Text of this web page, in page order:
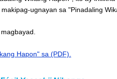
ugnayan sa "Pinadaling
Hapon" sa (PDF).